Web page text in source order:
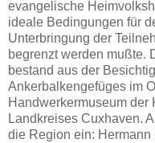
evangelische
ideale Bedingungen für
Unterbringung der
begrenzt werden mußte.
bestand aus der
Ankerbalkengefüges im
Handwerkermuseum der
Landkreises Cuxhaven.
die Region ein: